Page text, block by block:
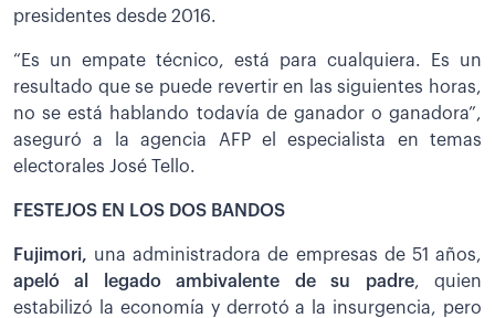
presidentes desde 2016.
“Es un empate técnico, está para cualquiera. Es un
resultado que se puede revertir en las siguientes horas,
no se está hablando todavía de ganador o ganadora”,
aseguró a la agencia AFP el especialista en temas
electorales José Tello.
FESTEJOS EN LOS DOS BANDOS
Fujimori, una administradora de empresas de 51 años,
apeló al legado ambivalente de su padre, quien
estabilizó la economía y derrotó a la insurgencia, pero